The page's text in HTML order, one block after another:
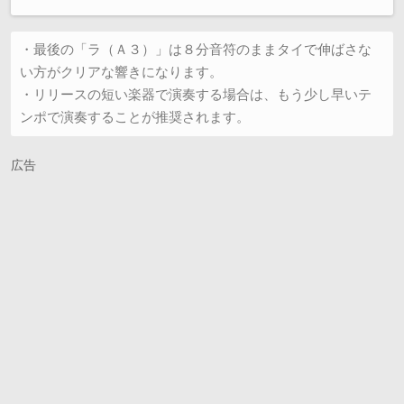
・最後の「ラ（Ａ３）」は８分音符のままタイで伸ばさな
い方がクリアな響きになります。
・リリースの短い楽器で演奏する場合は、もう少し早いテ
ンポで演奏することが推奨されます。
広告